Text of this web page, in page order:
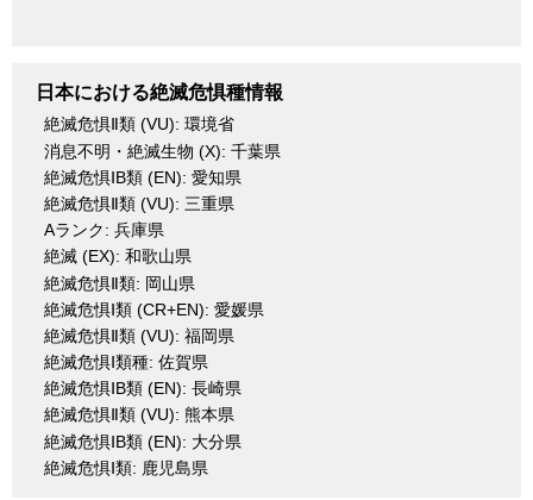
日本における絶滅危惧種情報
絶滅危惧Ⅱ類 (VU): 環境省
消息不明・絶滅生物 (X): 千葉県
絶滅危惧ⅠB類 (EN): 愛知県
絶滅危惧Ⅱ類 (VU): 三重県
Aランク: 兵庫県
絶滅 (EX): 和歌山県
絶滅危惧Ⅱ類: 岡山県
絶滅危惧Ⅰ類 (CR+EN): 愛媛県
絶滅危惧Ⅱ類 (VU): 福岡県
絶滅危惧Ⅰ類種: 佐賀県
絶滅危惧ⅠB類 (EN): 長崎県
絶滅危惧Ⅱ類 (VU): 熊本県
絶滅危惧ⅠB類 (EN): 大分県
絶滅危惧Ⅰ類: 鹿児島県